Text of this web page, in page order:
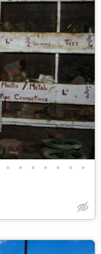
• • • • • • •